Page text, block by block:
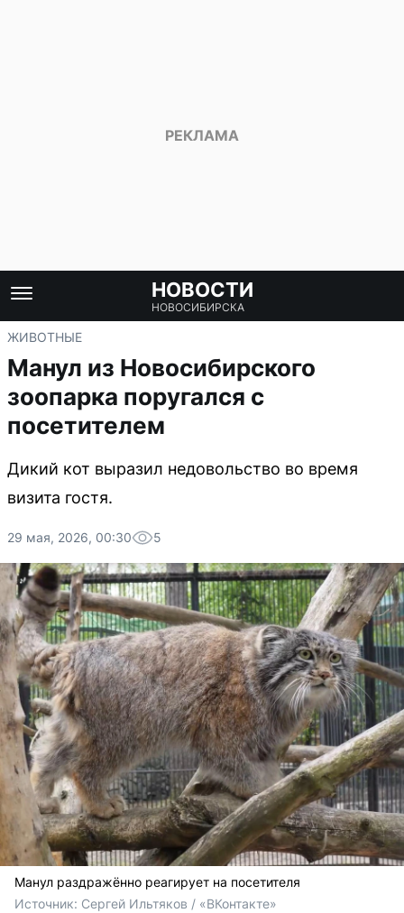
НОВОСТИ
НОВОСИБИРСКА
ЖИВОТНЫЕ
Манул из Новосибирского
зоопарка поругался с
посетителем
Дикий кот выразил недовольство во время
визита гостя.
29 мая, 2026, 00:30 5
Манул раздражённо реагирует на посетителя
Источник: Сергей Ильтяков / «ВКонтакте»